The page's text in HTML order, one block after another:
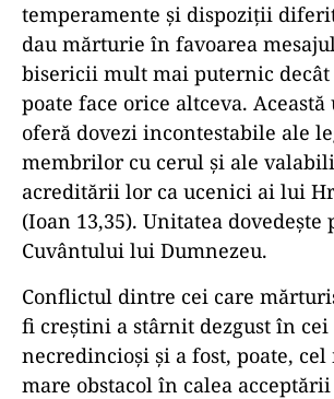
temperamente şi dispoziţii
dau mărturie în favoarea
bisericii mult mai puternic decât
poate face orice altceva. Această
oferă dovezi incontestabile ale
membrilor cu cerul şi ale
acreditării lor ca ucenici ai lui
(Ioan 13,35). Unitatea dovedeşte
Cuvântului lui Dumnezeu.
Conflictul dintre cei care
fi creştini a stârnit dezgust în cei
necredincioşi şi a fost, poate, cel
mare obstacol în calea acceptării